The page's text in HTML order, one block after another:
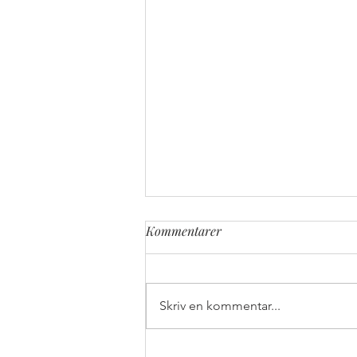
Kommentarer
Skriv en kommentar...